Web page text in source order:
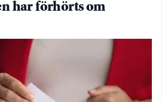
har förhörts om